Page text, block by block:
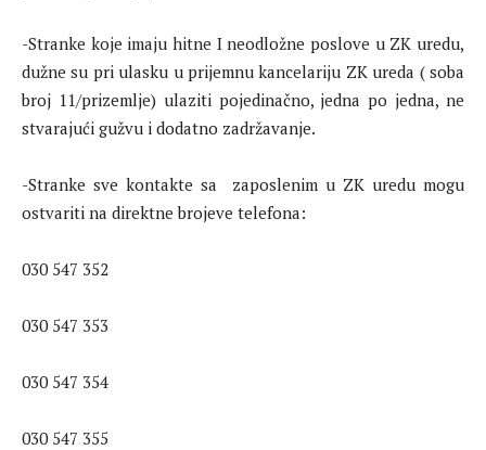
-Stranke koje imaju hitne I neodložne poslove u ZK uredu,
dužne su pri ulasku u prijemnu kancelariju ZK ureda ( soba
broj 11/prizemlje) ulaziti pojedinačno, jedna po jedna, ne
stvarajući gužvu i dodatno zadržavanje.
-Stranke sve kontakte sa zaposlenim u ZK uredu mogu
ostvariti na direktne brojeve telefona:
030 547 352
030 547 353
030 547 354
030 547 355